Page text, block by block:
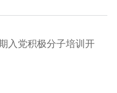
入党积极分子培训开